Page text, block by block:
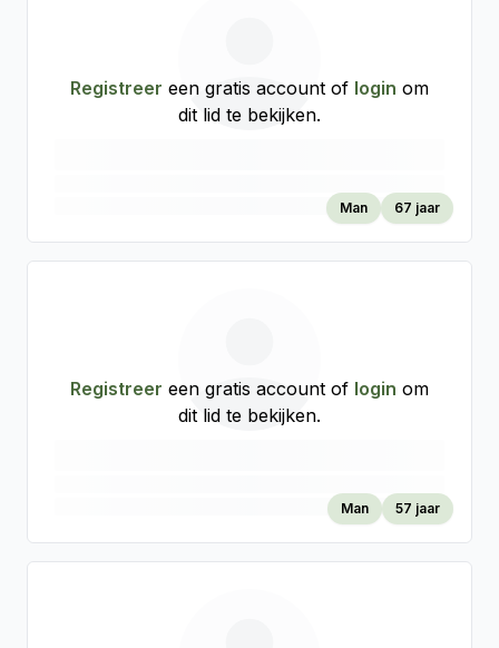
Man 67 jaar
Registreer een gratis account of login om
dit lid te bekijken.
Man 57 jaar
Registreer een gratis account of login om
dit lid te bekijken.